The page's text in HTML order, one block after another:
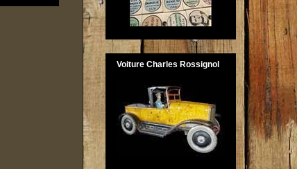
Voiture Charles Rossignol